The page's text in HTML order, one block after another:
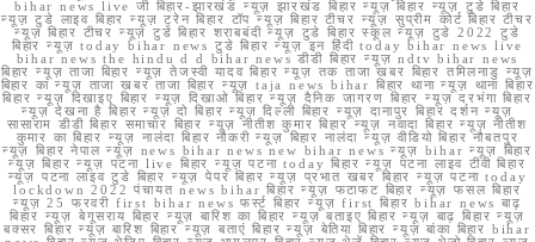
bihar news live जी बिहार-झारखंड न्यूज़ झारखंड बिहार न्यूज़ बिहार न्यूज़ टुडे बिहार
न्यूज़ टुडे लाइव बिहार न्यूज़ ट्रेन बिहार टॉप न्यूज़ बिहार टीचर न्यूज़ सुप्रीम कोर्ट बिहार टीचर
न्यूज़ बिहार टीचर न्यूज़ टुडे बिहार शराबबंदी न्यूज़ टुडे बिहार स्कूल न्यूज़ टुडे 2022 टुडे
बिहार न्यूज़ today bihar news टुडे बिहार न्यूज़ इन हिंदी today bihar news live
bihar news the hindu d d bihar news डीडी बिहार न्यूज़ ndtv bihar news
बिहार न्यूज़ ताजा बिहार न्यूज़ तेजस्वी यादव बिहार न्यूज़ तक ताजा खबर बिहार तमिलनाडु न्यूज़
बिहार का न्यूज़ ताजा खबर ताजा बिहार न्यूज़ taja news bihar बिहार थाना न्यूज़ थाना बिहार
बिहार न्यूज़ दिखाइए बिहार न्यूज़ दिखाओ बिहार न्यूज़ दैनिक जागरण बिहार न्यूज़ दरभंगा बिहार
न्यूज़ देखना है बिहार न्यूज़ दो बिहार न्यूज़ दिल्ली बिहार न्यूज़ दानापुर बिहार दर्शन न्यूज़
सासाराम डीडी बिहार समाचार बिहार न्यूज़ नीतीश कुमार बिहार न्यूज़ नवादा बिहार न्यूज़ नीतीश
कुमार का बिहार न्यूज़ नालंदा बिहार नौकरी न्यूज़ बिहार नालंदा न्यूज़ वीडियो बिहार नौबतपुर
न्यूज़ बिहार नेपाल न्यूज़ news bihar news new bihar news न्यूज़ bihar न्यूज़ बिहार
न्यूज़ बिहार न्यूज़ पटना live बिहार न्यूज़ पटना today बिहार न्यूज़ पटना लाइव टीवी बिहार
न्यूज़ पटना लाइव टुडे बिहार न्यूज़ पेपर बिहार न्यूज़ प्रभात खबर बिहार न्यूज़ पटना today
lockdown 2022 पंचायत news bihar बिहार न्यूज़ फटाफट बिहार न्यूज़ फसल बिहार
न्यूज़ 25 फरवरी first bihar news फर्स्ट बिहार न्यूज़ first बिहार bihar news बाढ़
बिहार न्यूज़ बेगूसराय बिहार न्यूज़ बारिश का बिहार न्यूज़ बताइए बिहार न्यूज़ बाढ़ बिहार न्यूज़
बक्सर बिहार न्यूज़ बारिश बिहार न्यूज़ बताएं बिहार न्यूज़ बेतिया बिहार न्यूज़ बांका बिहार bihar